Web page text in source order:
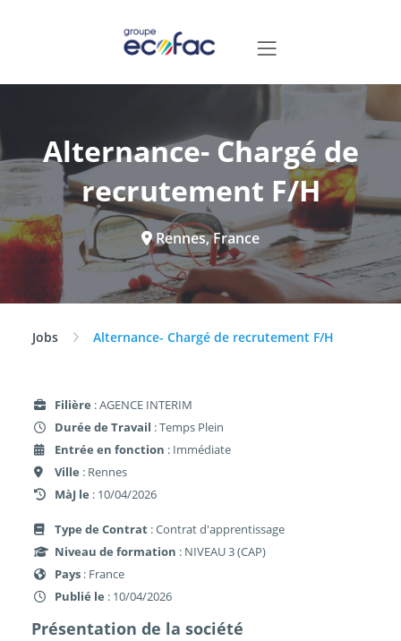
Alternance- Chargé de
recrutement F/H
Rennes, France
Jobs Alternance- Chargé de recrutement F/H
Filière : AGENCE INTERIM
Durée de Travail : Temps Plein
Entrée en fonction : Immédiate
Ville : Rennes
MàJ le : 10/04/2026
Type de Contrat : Contrat d'apprentissage
Niveau de formation : NIVEAU 3 (CAP)
Pays : France
Publié le : 10/04/2026
Présentation de la société